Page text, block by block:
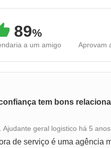
89%
a um amigo Aprovam
tem bons
Ajudante geral logistico há 5
de serviço é uma agência